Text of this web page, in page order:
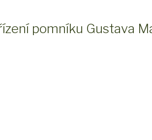
pomníku Gustava